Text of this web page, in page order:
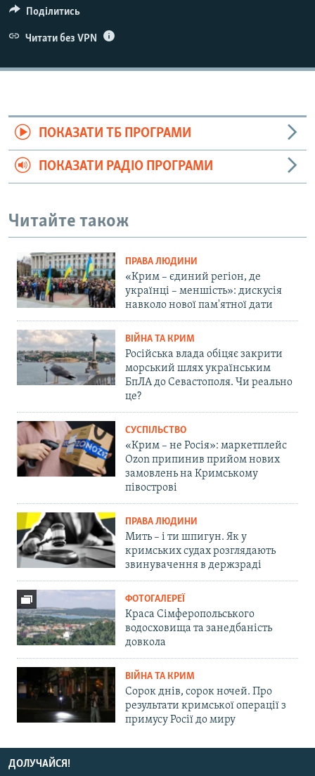
Поділитись
Читати без VPN
ПОКАЗАТИ ТБ ПРОГРАМИ
ПОКАЗАТИ РАДІО ПРОГРАМИ
Читайте також
ПРАВА ЛЮДИНИ
«Крим – єдиний регіон, де
українці – меншість»: дискусія
навколо нової пам'ятної дати
ВІЙНА ТА КРИМ
Російська влада обіцяє закрити
морський шлях українським
БпЛА до Севастополя. Чи реально
це?
СУСПІЛЬСТВО
«Крим – не Росія»: маркетплейс
Ozon припинив прийом нових
замовлень на Кримському
півострові
ПРАВА ЛЮДИНИ
Мить – і ти шпигун. Як у
кримських судах розглядають
звинувачення в держзраді
ФОТОГАЛЕРЕЇ
Краса Сімферопольського
водосховища та занедбаність
довкола
ВІЙНА ТА КРИМ
Сорок днів, сорок ночей. Про
результати кримської операції з
примусу Росії до миру
ДОЛУЧАЙСЯ!